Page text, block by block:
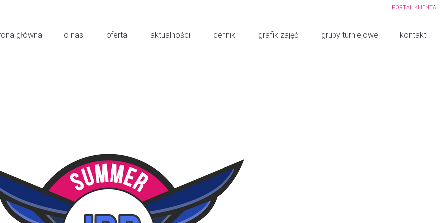
PORTAL KLIENTA
główna o nas oferta aktualności cennik grafik zajęć grupy turniejowe kontakt